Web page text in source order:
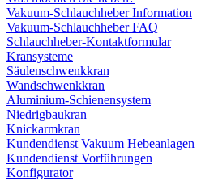
Vakuum-Schlauchheber Information
Vakuum-Schlauchheber FAQ
Schlauchheber-Kontaktformular
Kransysteme
Säulenschwenkkran
Wandschwenkkran
Aluminium-Schienensystem
Niedrigbaukran
Knickarmkran
Kundendienst Vakuum Hebeanlagen
Kundendienst Vorführungen
Konfigurator